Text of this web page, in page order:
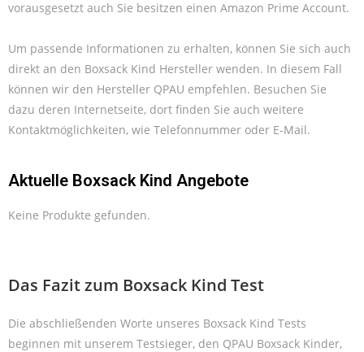
vorausgesetzt auch Sie besitzen einen Amazon Prime Account.
Um passende Informationen zu erhalten, können Sie sich auch
direkt an den Boxsack Kind Hersteller wenden. In diesem Fall
können wir den Hersteller QPAU empfehlen. Besuchen Sie
dazu deren Internetseite, dort finden Sie auch weitere
Kontaktmöglichkeiten, wie Telefonnummer oder E-Mail.
Aktuelle Boxsack Kind Angebote
Keine Produkte gefunden.
Das Fazit zum Boxsack Kind Test
Die abschließenden Worte unseres Boxsack Kind Tests
beginnen mit unserem Testsieger, den QPAU Boxsack Kinder,